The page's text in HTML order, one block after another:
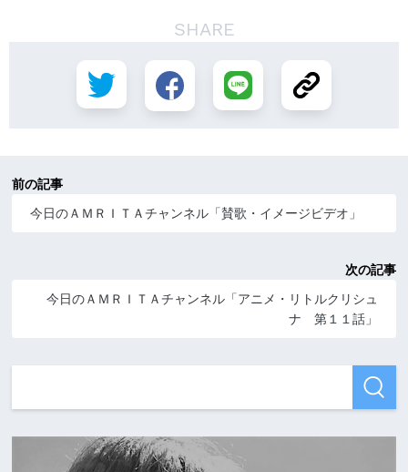
SHARE
前の記事
今日のＡＭＲＩＴＡチャンネル「賛歌・イメージビデオ」
次の記事
今日のＡＭＲＩＴＡチャンネル「アニメ・リトルクリシュ
ナ 第１１話」